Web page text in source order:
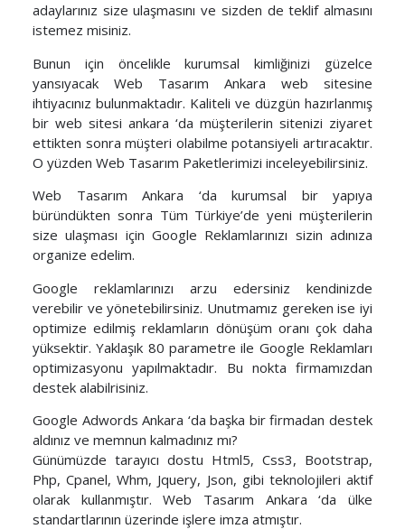
adaylarınız size ulaşmasını ve sizden de teklif almasını
istemez misiniz.
Bunun için öncelikle kurumsal kimliğinizi güzelce
yansıyacak Web Tasarım Ankara web sitesine
ihtiyacınız bulunmaktadır. Kaliteli ve düzgün hazırlanmış
bir web sitesi ankara ‘da müşterilerin sitenizi ziyaret
ettikten sonra müşteri olabilme potansiyeli artıracaktır.
O yüzden Web Tasarım Paketlerimizi inceleyebilirsiniz.
Web Tasarım Ankara ‘da kurumsal bir yapıya
büründükten sonra Tüm Türkiye’de yeni müşterilerin
size ulaşması için Google Reklamlarınızı sizin adınıza
organize edelim.
Google reklamlarınızı arzu edersiniz kendinizde
verebilir ve yönetebilirsiniz. Unutmamız gereken ise iyi
optimize edilmiş reklamların dönüşüm oranı çok daha
yüksektir. Yaklaşık 80 parametre ile Google Reklamları
optimizasyonu yapılmaktadır. Bu nokta firmamızdan
destek alabilrisiniz.
Google Adwords Ankara ‘da başka bir firmadan destek
aldınız ve memnun kalmadınız mı?
Günümüzde tarayıcı dostu Html5, Css3, Bootstrap,
Php, Cpanel, Whm, Jquery, Json, gibi teknolojileri aktif
olarak kullanmıştır. Web Tasarım Ankara ‘da ülke
standartlarının üzerinde işlere imza atmıştır.